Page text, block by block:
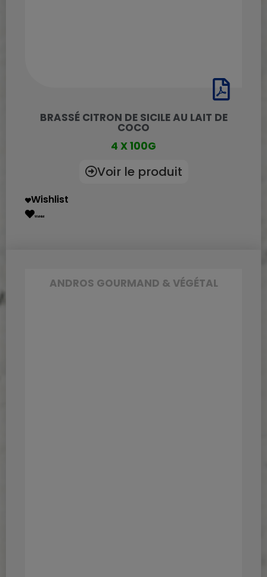
BRASSÉ CITRON DE SICILE AU LAIT DE
COCO
4 X 100G
Voir le produit
Wishlist
Wishlist
ANDROS GOURMAND & VÉGÉTAL